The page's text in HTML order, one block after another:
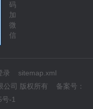
码
加
微
信
录
sitemap.xml
公司 版权所有 备案号：
-1